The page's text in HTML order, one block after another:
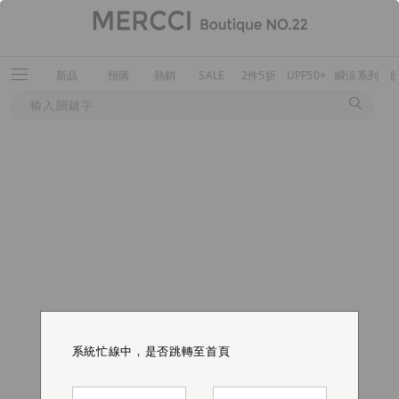
新品 預購 熱銷 SALE 2件5折 UPF50+ 瞬涼系列
系統忙線中，是否跳轉至首頁
系統忙線中，是否跳轉至首頁
系統忙線中，是否跳轉至首頁
系統忙線中，是否跳轉至首頁
系統忙線中，是否跳轉至首頁